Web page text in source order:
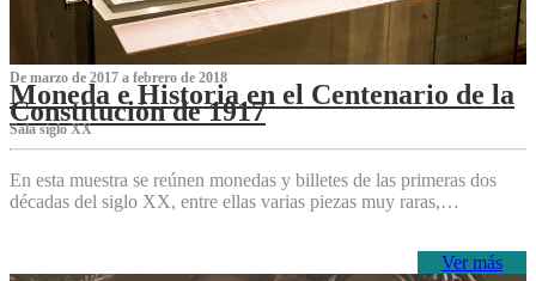
De marzo de 2017 a febrero de 2018
Moneda e Historia en el Centenario de la
Constitución de 1917
Sala siglo XX
En esta muestra se reúnen monedas y billetes de las primeras dos
décadas del siglo XX, entre ellas varias piezas muy raras,…
Ver más